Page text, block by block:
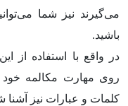
می‌گیرند نیز شما
باشید.
در واقع با استفاده از
روی مهارت مکالمه خود
کلمات و عبارات نیز آشنا